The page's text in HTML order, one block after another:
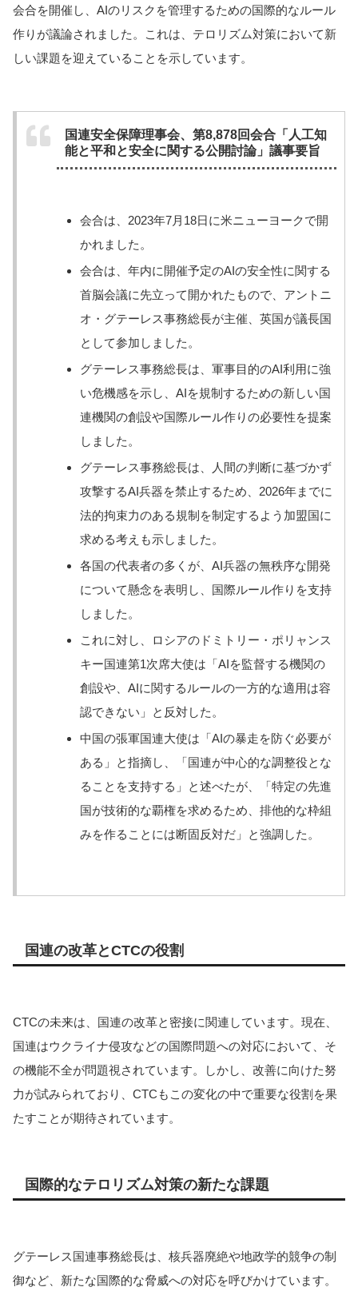
会合を開催し、AIのリスクを管理するための国際的なルール
作りが議論されました。これは、テロリズム対策において新
しい課題を迎えていることを示しています。
国連安全保障理事会、第8,878回会合「人工知
能と平和と安全に関する公開討論」議事要旨
会合は、2023年7月18日に米ニューヨークで開
かれました。
会合は、年内に開催予定のAIの安全性に関する
首脳会議に先立って開かれたもので、アントニ
オ・グテーレス事務総長が主催、英国が議長国
として参加しました。
グテーレス事務総長は、軍事目的のAI利用に強
い危機感を示し、AIを規制するための新しい国
連機関の創設や国際ルール作りの必要性を提案
しました。
グテーレス事務総長は、人間の判断に基づかず
攻撃するAI兵器を禁止するため、2026年までに
法的拘束力のある規制を制定するよう加盟国に
求める考えも示しました。
各国の代表者の多くが、AI兵器の無秩序な開発
について懸念を表明し、国際ルール作りを支持
しました。
これに対し、ロシアのドミトリー・ポリャンス
キー国連第1次席大使は「AIを監督する機関の
創設や、AIに関するルールの一方的な適用は容
認できない」と反対した。
中国の張軍国連大使は「AIの暴走を防ぐ必要が
ある」と指摘し、「国連が中心的な調整役とな
ることを支持する」と述べたが、「特定の先進
国が技術的な覇権を求めるため、排他的な枠組
みを作ることには断固反対だ」と強調した。
国連の改革とCTCの役割
CTCの未来は、国連の改革と密接に関連しています。現在、
国連はウクライナ侵攻などの国際問題への対応において、そ
の機能不全が問題視されています。しかし、改善に向けた努
力が試みられており、CTCもこの変化の中で重要な役割を果
たすことが期待されています。
国際的なテロリズム対策の新たな課題
グテーレス国連事務総長は、核兵器廃絶や地政学的競争の制
御など、新たな国際的な脅威への対応を呼びかけています。